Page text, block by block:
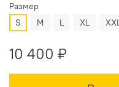
Размер
S
M L XL
10 400 ₽